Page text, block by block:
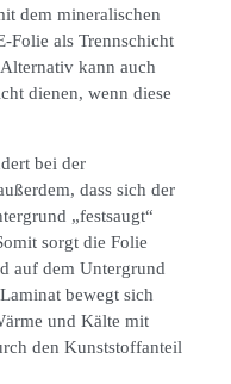
dem mineralischen
Folie als Trennschicht
kann auch
dienen, wenn diese
bei der
dass sich der
„festsaugt“
sorgt die Folie
auf dem Untergrund
bewegt sich
und Kälte mit
den Kunststoffanteil